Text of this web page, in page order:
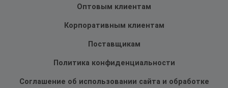
Оптовым клиентам
Корпоративным клиентам
Поставщикам
Политика конфиденциальности
Соглашение об использовании сайта и обработке